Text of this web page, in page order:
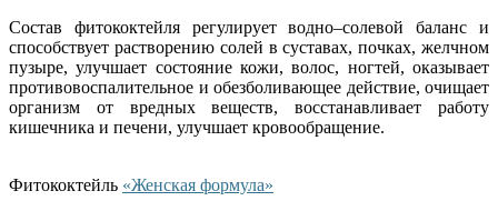
Состав фитококтейля регулирует водно–солевой баланс и
способствует растворению солей в суставах, почках, желчном
пузыре, улучшает состояние кожи, волос, ногтей, оказывает
противовоспалительное и обезболивающее действие, очищает
организм от вредных веществ, восстанавливает работу
кишечника и печени, улучшает кровообращение.
Фитококтейль «Женская формула»